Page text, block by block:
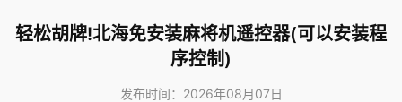
轻松胡牌!北海免安装麻将机遥控器(可以安装程
序控制)
发布时间：2026年08月07日